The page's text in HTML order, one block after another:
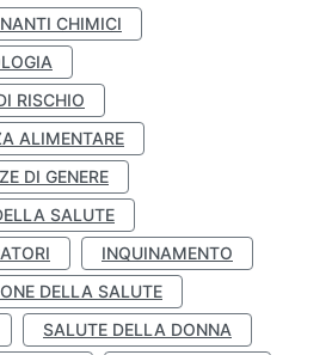
CHIMICI
RISCHIO
ALIMENTARE
DI GENERE
SALUTE
INQUINAMENTO
DELLA SALUTE
SALUTE DELLA DONNA